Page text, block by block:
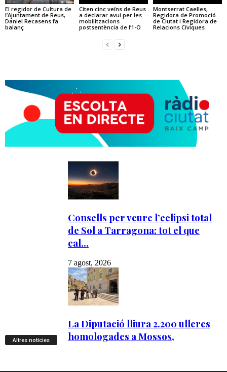
El regidor de Cultura de
l’Ajuntament de Reus,
Daniel Recasens fa
balanç
Citen cinc veïns de Reus
a declarar avui per les
mobilitzacions
postsentència de l’1-O
Montserrat Caelles,
Regidora de Promoció
de Ciutat i Regidora de
Relacions Cíviques
Altres notícies